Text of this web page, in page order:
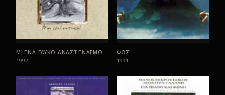
Μ' ΕΝΑ ΓΛΥΚΟ ΑΝΑΣΤΕΝΑΓΜΟ
1992
ΦΩΣ
1991